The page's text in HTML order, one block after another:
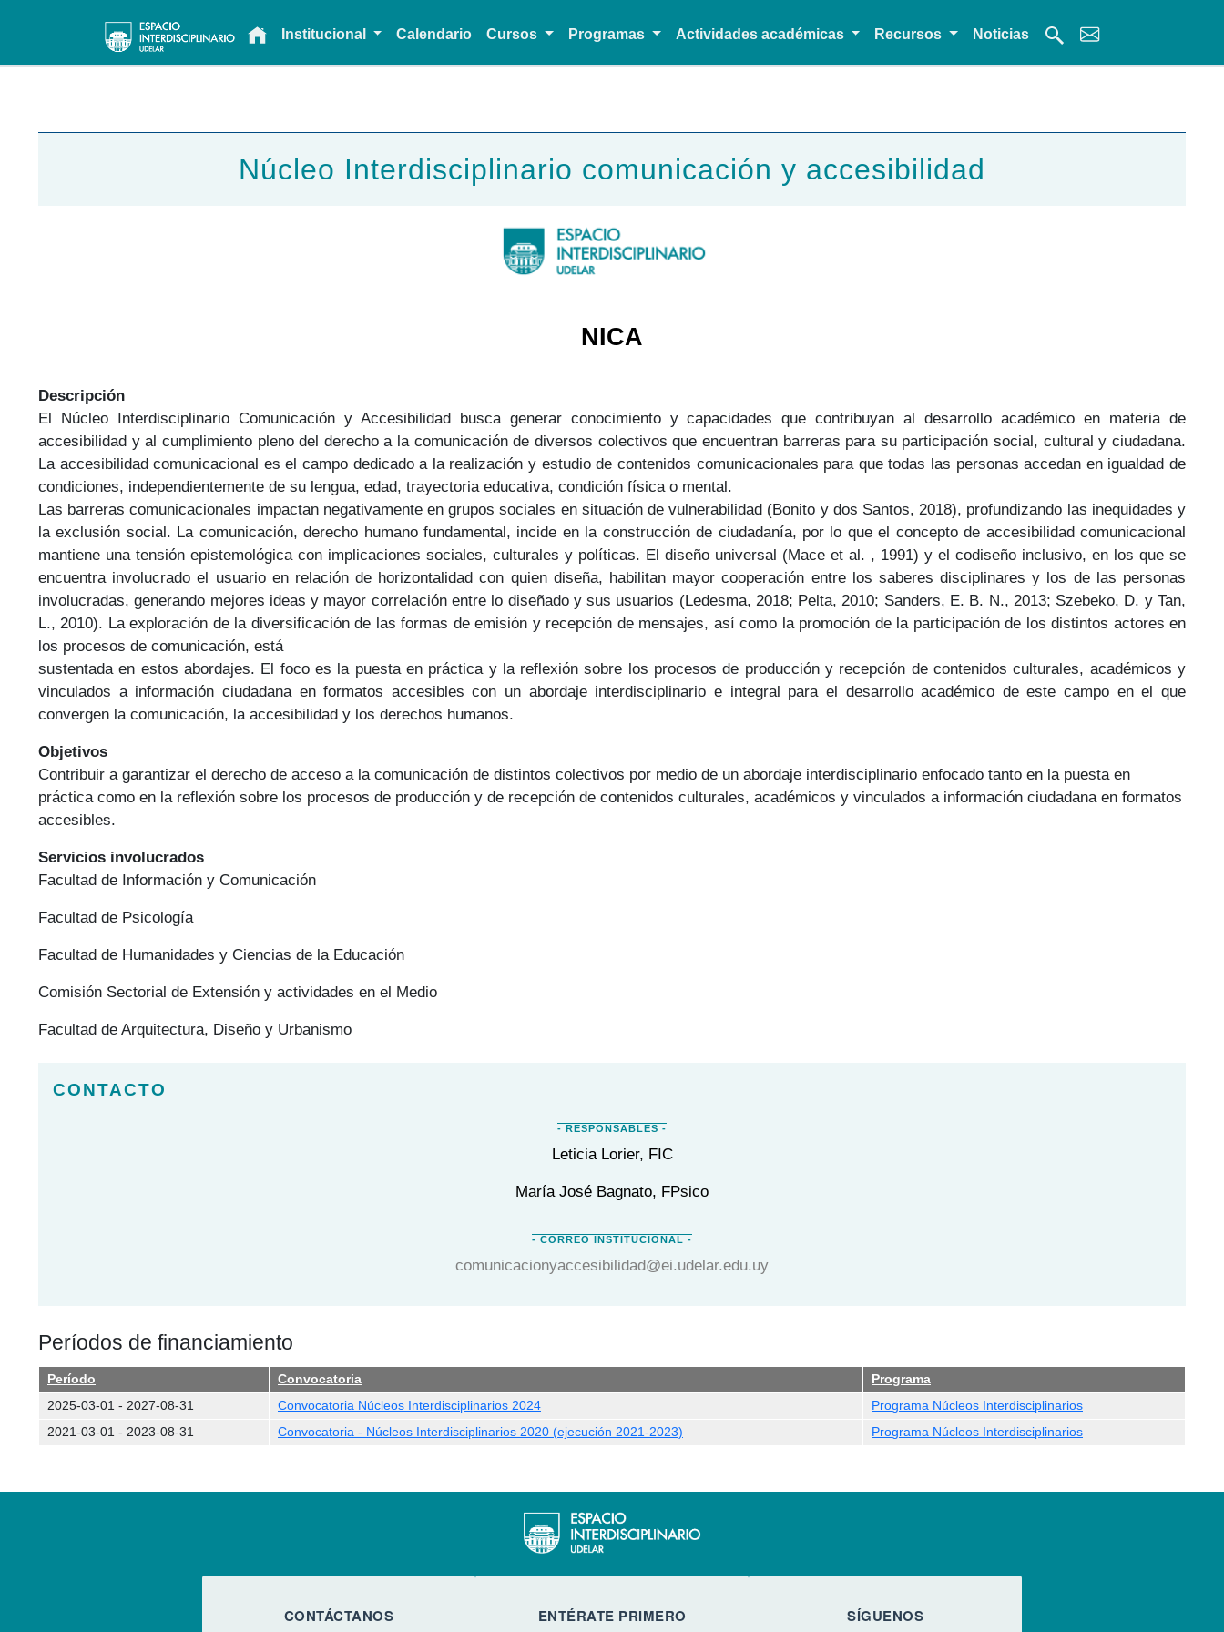
Main navigationInstitucional Calendario Cursos Programas Actividades académicas Recursos Noticias
Núcleo Interdisciplinario comunicación y accesibilidad
NICA
Descripción
El Núcleo Interdisciplinario Comunicación y Accesibilidad busca generar conocimiento y capacidades que contribuyan al desarrollo académico en materia de
accesibilidad y al cumplimiento pleno del derecho a la comunicación de diversos colectivos que encuentran barreras para su participación social, cultural y ciudadana.
La accesibilidad comunicacional es el campo dedicado a la realización y estudio de contenidos comunicacionales para que todas las personas accedan en igualdad de
condiciones, independientemente de su lengua, edad, trayectoria educativa, condición física o mental.
Las barreras comunicacionales impactan negativamente en grupos sociales en situación de vulnerabilidad (Bonito y dos Santos, 2018), profundizando las inequidades y
la exclusión social. La comunicación, derecho humano fundamental, incide en la construcción de ciudadanía, por lo que el concepto de accesibilidad comunicacional
mantiene una tensión epistemológica con implicaciones sociales, culturales y políticas. El diseño universal (Mace et al. , 1991) y el codiseño inclusivo, en los que se
encuentra involucrado el usuario en relación de horizontalidad con quien diseña, habilitan mayor cooperación entre los saberes disciplinares y los de las personas
involucradas, generando mejores ideas y mayor correlación entre lo diseñado y sus usuarios (Ledesma, 2018; Pelta, 2010; Sanders, E. B. N., 2013; Szebeko, D. y Tan,
L., 2010). La exploración de la diversificación de las formas de emisión y recepción de mensajes, así como la promoción de la participación de los distintos actores en
los procesos de comunicación, está
sustentada en estos abordajes. El foco es la puesta en práctica y la reflexión sobre los procesos de producción y recepción de contenidos culturales, académicos y
vinculados a información ciudadana en formatos accesibles con un abordaje interdisciplinario e integral para el desarrollo académico de este campo en el que
convergen la comunicación, la accesibilidad y los derechos humanos.
Objetivos
Contribuir a garantizar el derecho de acceso a la comunicación de distintos colectivos por medio de un abordaje interdisciplinario enfocado tanto en la puesta en
práctica como en la reflexión sobre los procesos de producción y de recepción de contenidos culturales, académicos y vinculados a información ciudadana en formatos
accesibles.
Servicios involucrados
Facultad de Información y Comunicación
Facultad de Psicología
Facultad de Humanidades y Ciencias de la Educación
Comisión Sectorial de Extensión y actividades en el Medio
Facultad de Arquitectura, Diseño y Urbanismo
Leticia Lorier, FIC
María José Bagnato, FPsico
comunicacionyaccesibilidad@ei.udelar.edu.uy
Períodos de financiamiento
Período Convocatoria
Programa
2025-03-01 - 2027-08-31 Convocatoria Núcleos Interdisciplinarios 2024
Programa Núcleos Interdisciplinarios
2021-03-01 - 2023-08-31 Convocatoria - Núcleos Interdisciplinarios 2020 (ejecución 2021-2023) Programa Núcleos Interdisciplinarios
CONTÁCTANOS ENTÉRATE PRIMERO SÍGUENOS